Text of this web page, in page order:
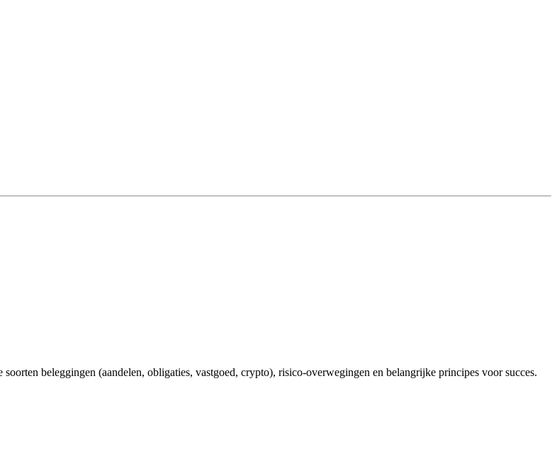
beleggingen (aandelen, obligaties, vastgoed, crypto), risico-overwegingen en belangrijke principes voor succes.